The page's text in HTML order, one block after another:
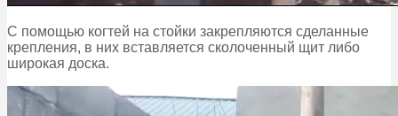
С помощью когтей на стойки закрепляются сделанные
крепления, в них вставляется сколоченный щит либо
широкая доска.